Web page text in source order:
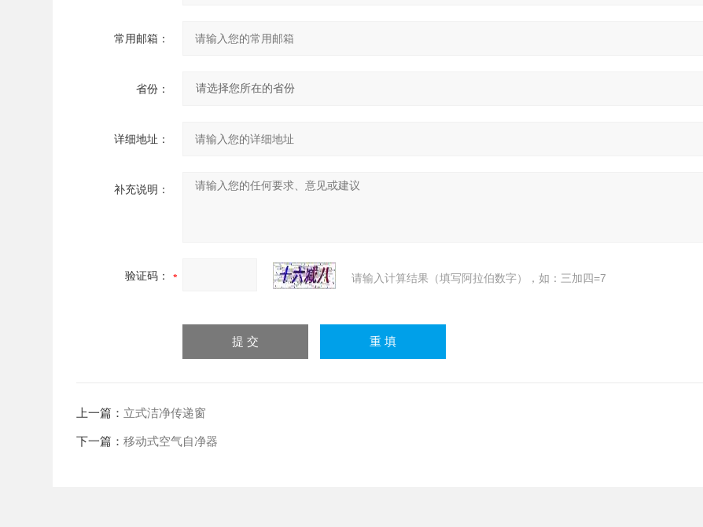
常用邮箱：
省份：
详细地址：
补充说明：
验证码： 请输入计算结果（填写阿拉伯数字），如：三加四=7
上一篇： 立式洁净传递窗
下一篇：移动式空气自净器